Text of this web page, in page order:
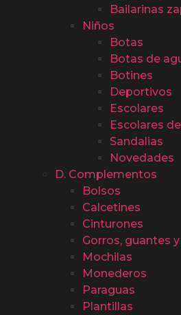
Bailarinas
Niños
Botas
Botas de
Botines
Deportivos
Escolares
Escolares
Sandalias
Novedades
D. Complementos
Bolsos
Calcetines
Cinturones
Gorros, guantes
Mochilas
Monederos
Paraguas
Plantillas